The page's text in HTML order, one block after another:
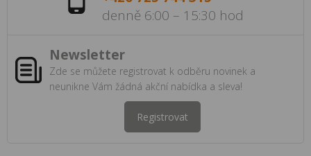
denně 6:00 – 15:30 hod
Newsletter
Zde se můžete registrovat k odběru novinek a
neunikne Vám žádná akční nabídka a sleva!
Registrovat